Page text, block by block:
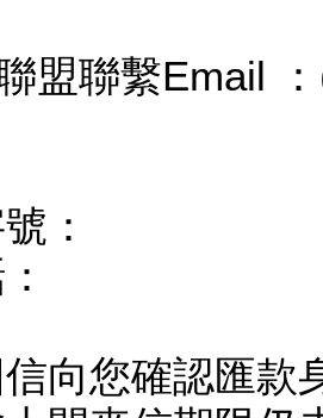
盟聯繫Email
：
向您確認匯款